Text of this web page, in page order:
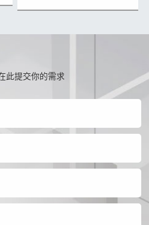
此提交你的需求